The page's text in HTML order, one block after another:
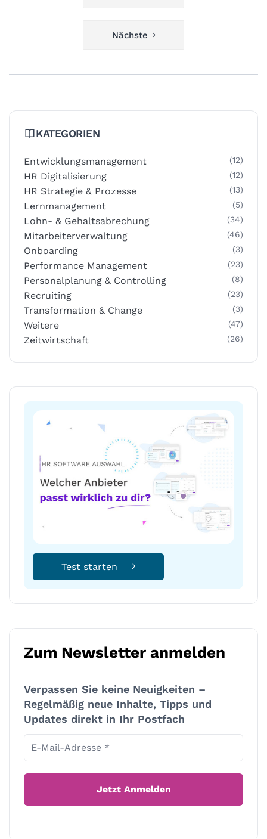
Nächste
KATEGORIEN
Entwicklungsmanagement (12)
HR Digitalisierung (12)
HR Strategie & Prozesse (13)
Lernmanagement (5)
Lohn- & Gehaltsabrechung (34)
Mitarbeiterverwaltung (46)
Onboarding (3)
Performance Management (23)
Personalplanung & Controlling (8)
Recruiting (23)
Transformation & Change (3)
Weitere (47)
Zeitwirtschaft (26)
Test starten
Zum Newsletter anmelden
Verpassen Sie keine Neuigkeiten –
Regelmäßig neue Inhalte, Tipps und
Updates direkt in Ihr Postfach